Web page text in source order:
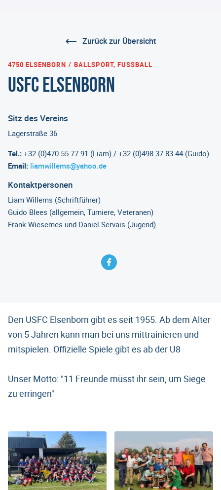
Zurück zur Übersicht
4750 ELSENBORN BALLSPORT, FUSSBALL
USFC Elsenborn
Sitz des Vereins
Lagerstraße 36
Tel.: +32 (0)470 55 77 91 (Liam) / +32 (0)498 37 83 44 (Guido)
Email: liamwillems@yahoo.de
Kontaktpersonen
Liam Willems (Schriftführer)
Guido Blees (allgemein, Turniere, Veteranen)
Frank Wiesemes und Daniel Servais (Jugend)
Den USFC Elsenborn gibt es seit 1955. Ab dem Alter
von 5 Jahren kann man bei uns mittrainieren und
mitspielen. Offizielle Spiele gibt es ab der U8
Unser Motto: "11 Freunde müsst ihr sein, um Siege
zu erringen"